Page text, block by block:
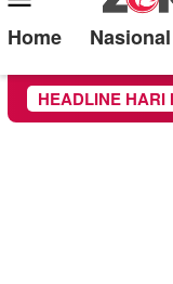
Menu
Home Nasional
HEADLINE HARI
Kabupaten